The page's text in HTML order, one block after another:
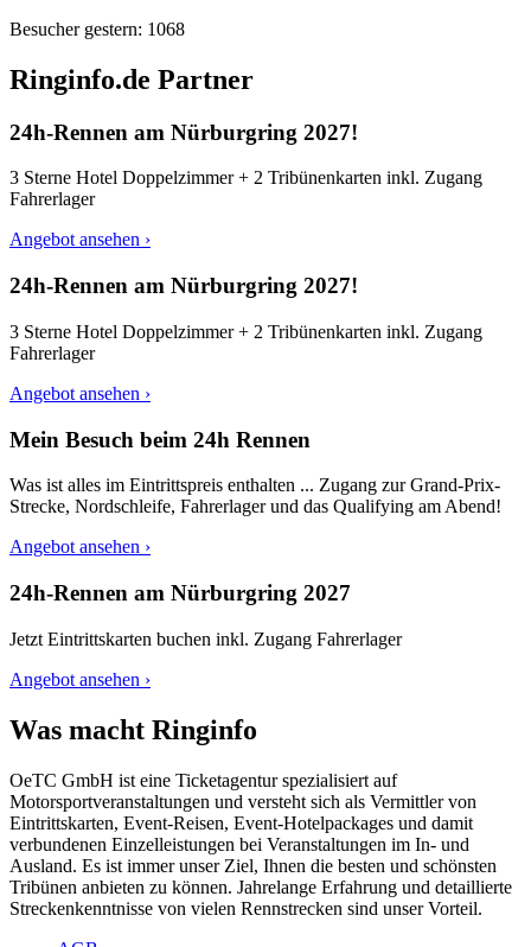
Besucher gestern: 1068
Ringinfo.de Partner
24h-Rennen am Nürburgring 2027!
3 Sterne Hotel Doppelzimmer + 2 Tribünenkarten inkl. Zugang
Fahrerlager
Angebot ansehen ›
24h-Rennen am Nürburgring 2027!
3 Sterne Hotel Doppelzimmer + 2 Tribünenkarten inkl. Zugang
Fahrerlager
Angebot ansehen ›
Mein Besuch beim 24h Rennen
Was ist alles im Eintrittspreis enthalten ... Zugang zur Grand-Prix-
Strecke, Nordschleife, Fahrerlager und das Qualifying am Abend!
Angebot ansehen ›
24h-Rennen am Nürburgring 2027
Jetzt Eintrittskarten buchen inkl. Zugang Fahrerlager
Angebot ansehen ›
Was macht Ringinfo
OeTC GmbH ist eine Ticketagentur spezialisiert auf
Motorsportveranstaltungen und versteht sich als Vermittler von
Eintrittskarten, Event-Reisen, Event-Hotelpackages und damit
verbundenen Einzelleistungen bei Veranstaltungen im In- und
Ausland. Es ist immer unser Ziel, Ihnen die besten und schönsten
Tribünen anbieten zu können. Jahrelange Erfahrung und detaillierte
Streckenkenntnisse von vielen Rennstrecken sind unser Vorteil.